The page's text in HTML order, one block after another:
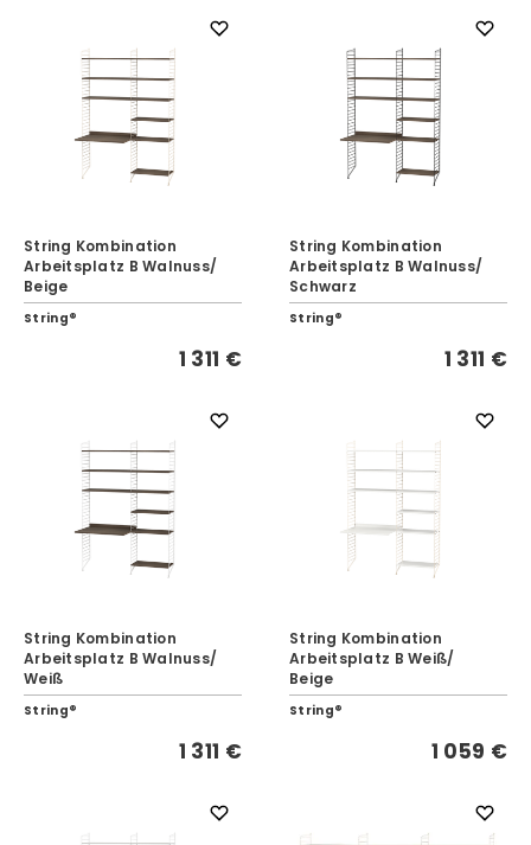
String Kombination
Arbeitsplatz B Walnuss/
Beige
String®
1 311 €
String Kombination
Arbeitsplatz B Walnuss/
Schwarz
String®
1 311 €
String Kombination
Arbeitsplatz B Walnuss/
Weiß
String®
1 311 €
String Kombination
Arbeitsplatz B Weiß/
Beige
String®
1 059 €